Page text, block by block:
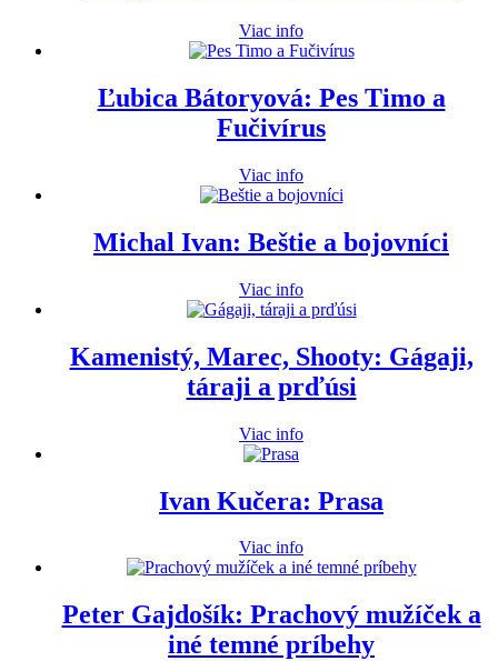
Viac info
Ľubica Bátoryová: Pes Timo a
Fučivírus
Viac info
Michal Ivan: Beštie a bojovníci
Viac info
Kamenistý, Marec, Shooty: Gágaji,
táraji a prďúsi
Viac info
Ivan Kučera: Prasa
Viac info
Peter Gajdošík: Prachový mužíček a
iné temné príbehy